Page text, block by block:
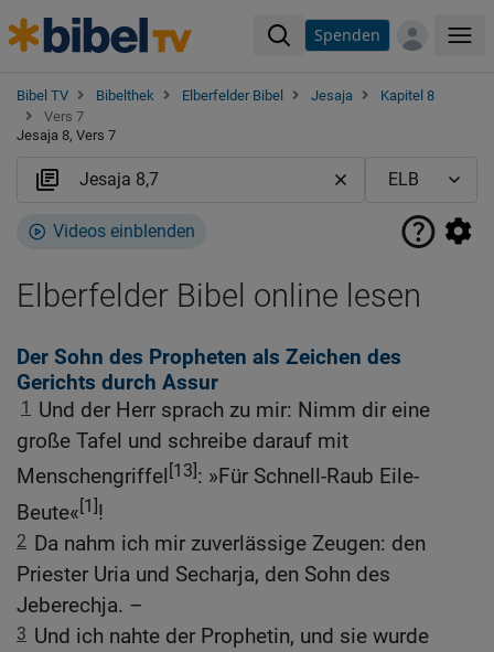
Spenden
Bibel TV Bibelthek Elberfelder Bibel Jesaja
Kapitel 8
Vers 7
Jesaja 8, Vers 7
Videos einblenden
Elberfelder Bibel online lesen
Der Sohn des Propheten als Zeichen des
Gerichts durch Assur
1
Und der Herr sprach zu mir: Nimm dir eine
große Tafel und schreibe darauf mit
Menschengriffel [13]: »Für Schnell-Raub Eile-
Beute«[1]!
2 Da nahm ich mir zuverlässige Zeugen: den
Priester Uria und Secharja, den Sohn des
Jeberechja. –
3 Und ich nahte der Prophetin, und sie wurde